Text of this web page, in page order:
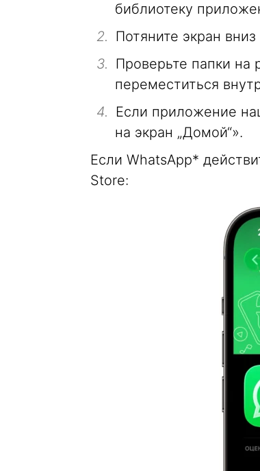
библиотеку
Потяните экран
Проверьте папки на
переместиться
Если приложение
на экран „Домой“».
Если WhatsApp*
Store: